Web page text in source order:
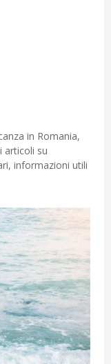
in Romania,
articoli su
informazioni utili